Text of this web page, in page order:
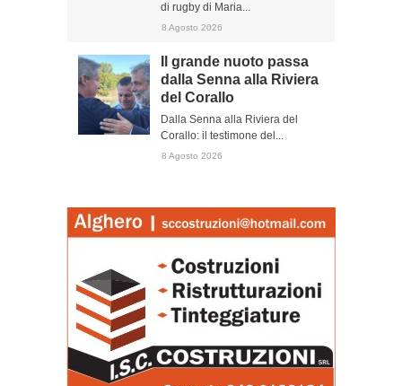
di rugby di Maria...
8 Agosto 2026
Il grande nuoto passa
dalla Senna alla Riviera
del Corallo
Dalla Senna alla Riviera del
Corallo: il testimone del...
8 Agosto 2026